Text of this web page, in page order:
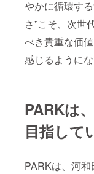
やかに循環す
さ”こそ、次世
べき貴重な価
感じるようにな
PARKは
目指して
PARKは、河